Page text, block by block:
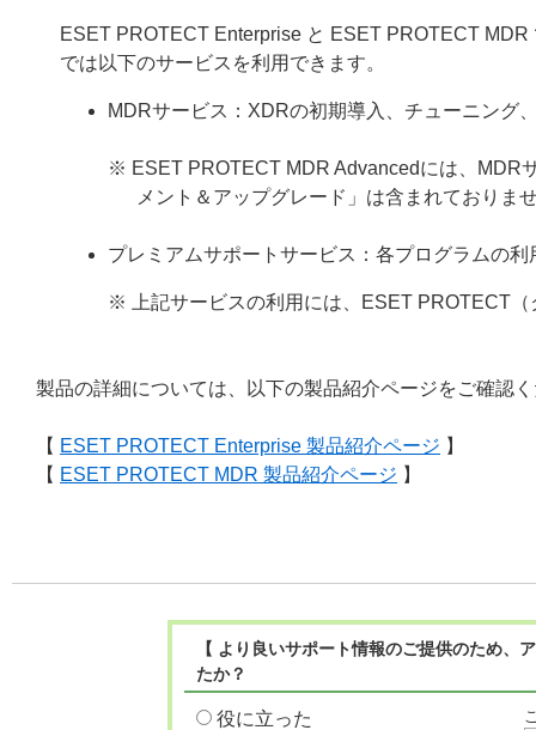
ESET PROTECT Enterprise と ESET PROTECT
では以下のサービスを利用できます。
MDRサービス：XDRの初期導入、チューニング
※ ESET PROTECT MDR Advancedには、MDR
メント＆アップグレード」は含まれておりま
プレミアムサポートサービス：各プログラムの
※ 上記サービスの利用には、ESET PROTECT
製品の詳細については、以下の製品紹介ページをご確認
【 ESET PROTECT Enterprise 製品紹介ページ 】
【 ESET PROTECT MDR 製品紹介ページ 】
【 より良いサポート情報のご提供のため
たか？
役に立った